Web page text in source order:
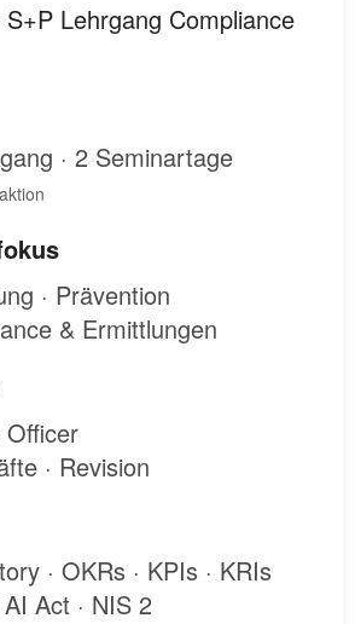
Lehrgang Compliance
· 2 Seminartage
· Prävention
& Ermittlungen
Officer
· Revision
· OKRs · KPIs · KRIs
Act · NIS 2